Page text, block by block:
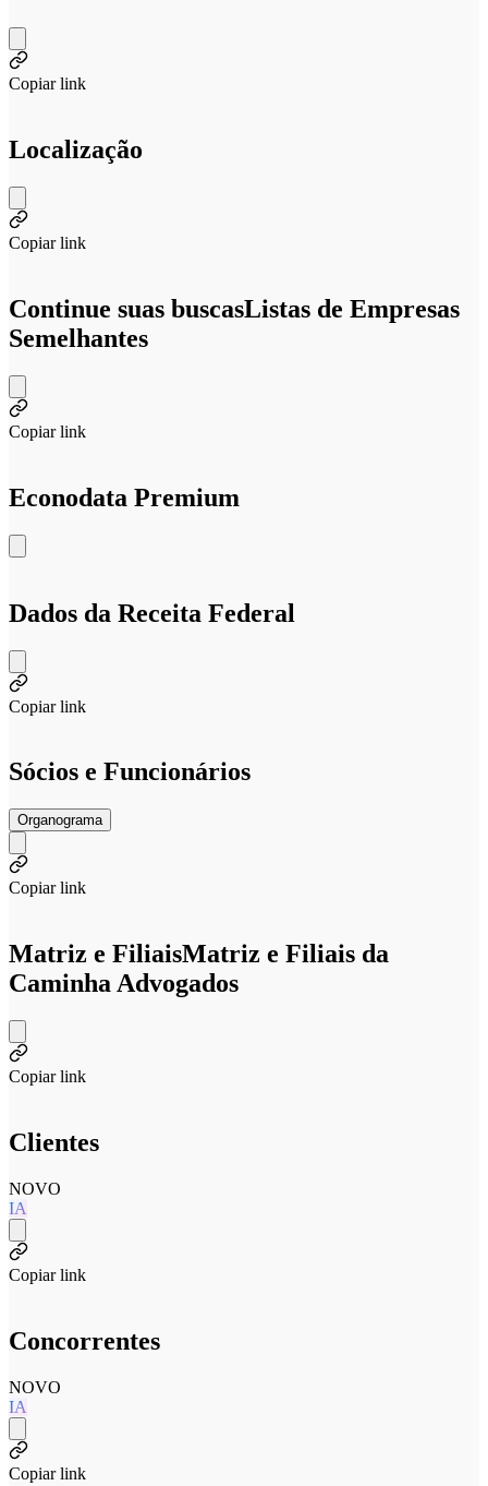
Copiar link
Localização
Copiar link
Continue suas buscasListas de Empresas
Semelhantes
Copiar link
Econodata Premium
Dados da Receita Federal
Copiar link
Sócios e Funcionários
Organograma
Copiar link
Matriz e FiliaisMatriz e Filiais da
Caminha Advogados
Copiar link
Clientes
NOVO
IA
Copiar link
Concorrentes
NOVO
IA
Copiar link